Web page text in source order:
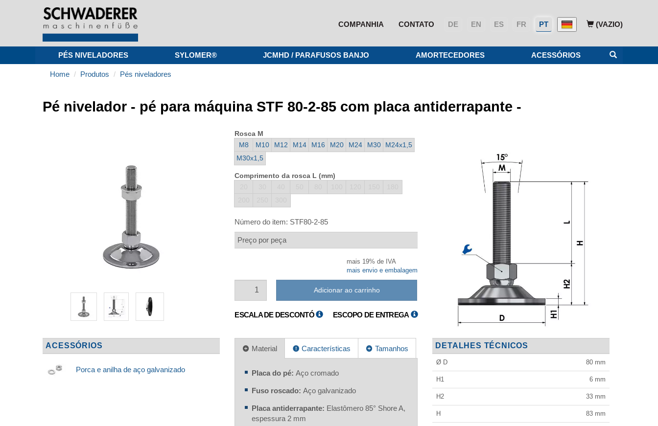
(VAZIO)
COMPANHIA PT
FR
ES
EN
DE
CONTATO
PÉS NIVELADORES SYLOMER® JCMHD / PARAFUSOS BANJO AMORTECEDORES ACESSÓRIOS
Home Produtos Pés niveladores
Pé nivelador - pé para máquina STF 80-2-85 com placa antiderrapante -
Rosca M
M8 M10 M12 M14 M16 M20 M24 M30
M24x1,5
M30x1,5
Comprimento da rosca L (mm)
Número do item: STF80-2-85
Preço por peça
mais 19% de IVA
mais envio e embalagem
Adicionar ao carrinho
ESCALA DE DESCONTÓ ESCOPO DE ENTREGA
ACESSÓRIOS
Porca e anilha de aço galvanizado
Material Características Tamanhos
Placa do pé:Aço cromado
Fuso roscado:Aço galvanizado
Placa antiderrapante: Elastômero 85° Shore A,
espessura 2 mm
DETALHES TÉCNICOS
Ø D 80mm
H1 6mm
H2 33mm
H 83mm